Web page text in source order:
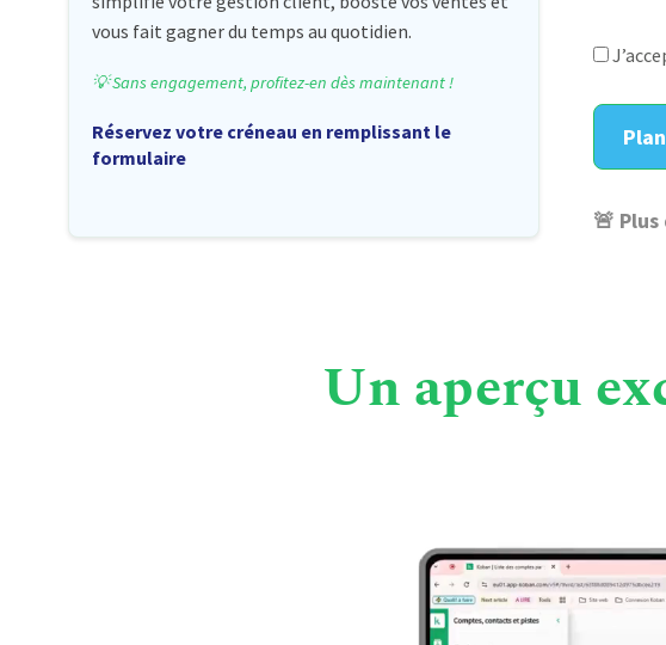
vous fait gagner du temps au quotidien.
💡 Sans engagement, profitez-en dès maintenant !
Réservez votre créneau en remplissant le
formulaire
🚨
Un aperçu